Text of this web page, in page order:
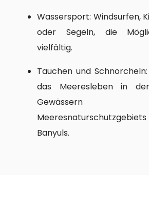
Wassersport: Windsurfen,
oder Segeln, die
vielfältig.
Tauchen und
das Meeresleben in
Banyuls.